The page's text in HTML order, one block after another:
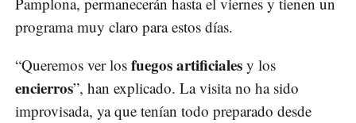
programa muy claro para estos días.
“Queremos ver los fuegos artificiales y los
encierros”, han explicado. La visita no ha sido
improvisada, ya que tenían todo preparado desde